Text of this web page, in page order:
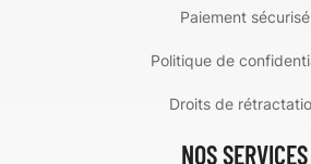
Paiement sécurisé
Politique de
Droits de
NOS SERVICES